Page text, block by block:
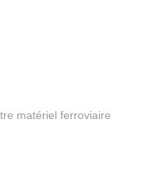
matériel ferroviaire